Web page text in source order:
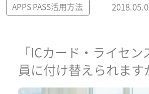
APPS PASS活用方法
「ICカード・ライセ
員に付け替えられます